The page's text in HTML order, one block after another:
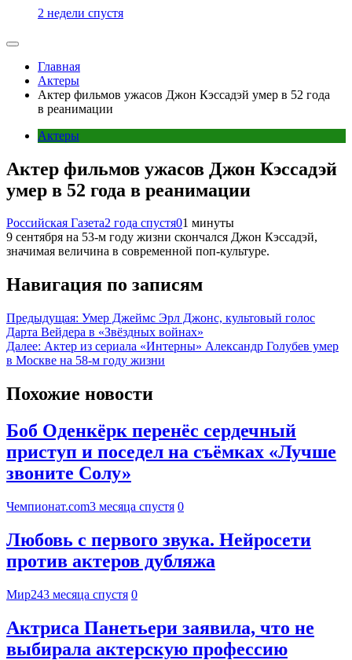
2 недели спустя
Главная
Актеры
Актер фильмов ужасов Джон Кэссадэй умер в 52 года
в реанимации
Актеры
Актер фильмов ужасов Джон Кэссадэй
умер в 52 года в реанимации
Российская Газета2 года спустя01 минуты
9 сентября на 53-м году жизни скончался Джон Кэссадэй,
значимая величина в современной поп-культуре.
Навигация по записям
Предыдущая: Умер Джеймс Эрл Джонс, культовый голос
Дарта Вейдера в «Звёздных войнах»
Далее: Актер из сериала «Интерны» Александр Голубев умер
в Москве на 58-м году жизни
Похожие новости
Боб Оденкёрк перенёс сердечный
приступ и поседел на съёмках «Лучше
звоните Солу»
Чемпионат.com3 месяца спустя 0
Любовь с первого звука. Нейросети
против актеров дубляжа
Мир243 месяца спустя 0
Актриса Панетьери заявила, что не
выбирала актерскую профессию